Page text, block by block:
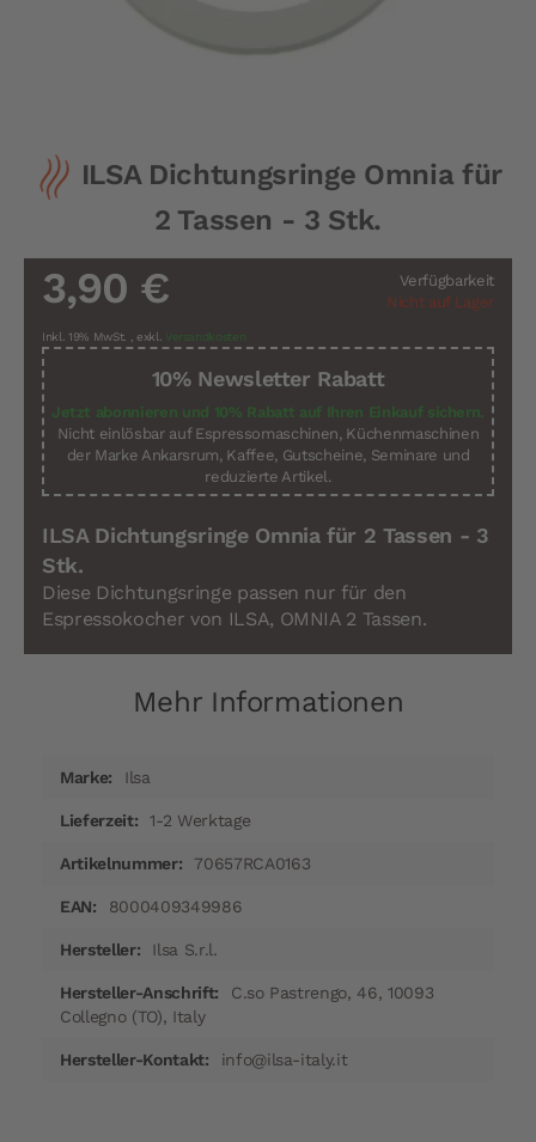
Anfang
der
ILSA Dichtungsringe Omnia für
2 Tassen - 3 Stk.
Verfügbarkeit
Nicht auf Lager
3,90 €
Inkl. 19% MwSt. , exkl. Versandkosten
10% Newsletter Rabatt
Jetzt abonnieren und 10% Rabatt auf Ihren Einkauf sichern.
Nicht einlösbar auf Espressomaschinen, Küchenmaschinen
der Marke Ankarsrum, Kaffee, Gutscheine, Seminare und
reduzierte Artikel.
ILSA Dichtungsringe Omnia für 2 Tassen - 3
Stk.
Diese Dichtungsringe passen nur für den
Espressokocher von ILSA, OMNIA 2 Tassen.
Mehr Informationen
Informationen
Ilsa
1-2 Werktage
70657RCA0163
8000409349986
Ilsa S.r.l.
C.so Pastrengo, 46, 10093
Collegno (TO), Italy
info@ilsa-italy.it